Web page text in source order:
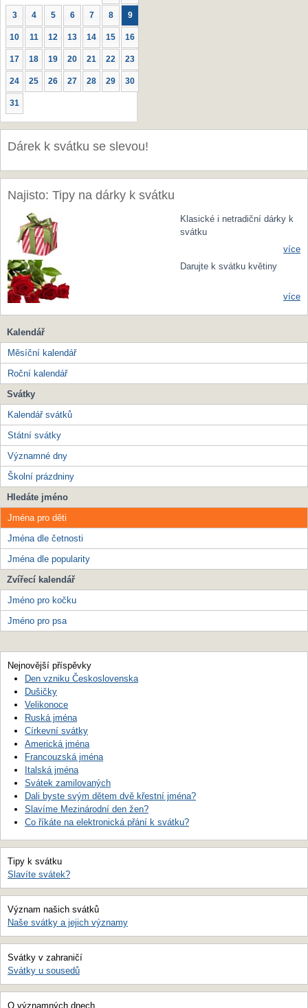
3 4 5 6 7 8 9
10 11 12 13 14 15 16
17 18 19 20 21 22 23
24 25 26 27 28 29 30
31
Dárek k svátku se slevou!
Najisto: Tipy na dárky k svátku
Klasické i netradiční dárky k
svátku
více
Darujte k svátku květiny
více
Kalendář
Měsíční kalendář
Roční kalendář
Svátky
Kalendář svátků
Státní svátky
Významné dny
Školní prázdniny
Hledáte jméno
Jména pro děti
Jména dle četnosti
Jména dle popularity
Zvířecí kalendář
Jméno pro kočku
Jméno pro psa
Nejnovější příspěvky
Den vzniku Československa
Dušičky
Velikonoce
Ruská jména
Církevní svátky
Americká jména
Francouzská jména
Italská jména
Svátek zamilovaných
Dali byste svým dětem dvě křestní jména?
Slavíme Mezinárodní den žen?
Co říkáte na elektronická přání k svátku?
Tipy k svátku
Slavíte svátek?
Význam našich svátků
Naše svátky a jejich významy
Svátky v zahraničí
Svátky u sousedů
O významných dnech